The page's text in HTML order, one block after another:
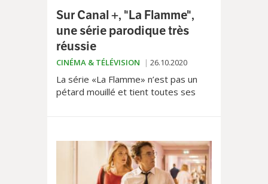
Sur Canal +, "La Flamme",
une série parodique très
réussie
CINÉMA & TÉLÉVISION 26.10.2020
La série «La Flamme» n’est pas un
pétard mouillé et tient toutes ses